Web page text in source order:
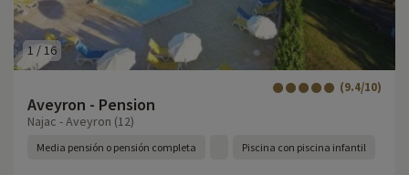
1/16
Aveyron - Pension
(9.4/10)
Najac - Aveyron (12)
Media pensión o pensión completa Piscina con piscina infantil